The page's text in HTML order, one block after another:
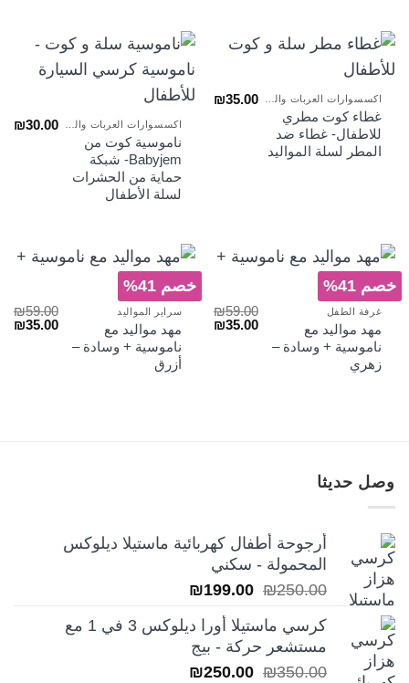
غطاء كوت مطري
للاطفال- غطاء ضد
المطر لسلة المواليد
₪35.00
ناموسية كوت من
Babyjem- شبكة
حماية من الحشرات
لسلة الأطفال
₪30.00
خصم 41%
غرفة الطفل
مهد مواليد مع
ناموسية + وسادة –
زهري
₪59.00
السعر₪35.00
الحالي
خصم 41%
سراير المواليد
مهد مواليد مع
ناموسية + وسادة –
أزرق
₪59.00
السعر₪35.00
وصل حديثا
أرجوحة أطفال كهربائية ماستيلا ديلوكس
المحمولة - سكني
₪250.00
السعر
هو:
₪250.00.
₪199.00
هو:
كرسي ماستيلا أورا ديلوكس 3 في 1 مع
مستشعر حركة - بيج
₪350.00
السعر ₪250.00